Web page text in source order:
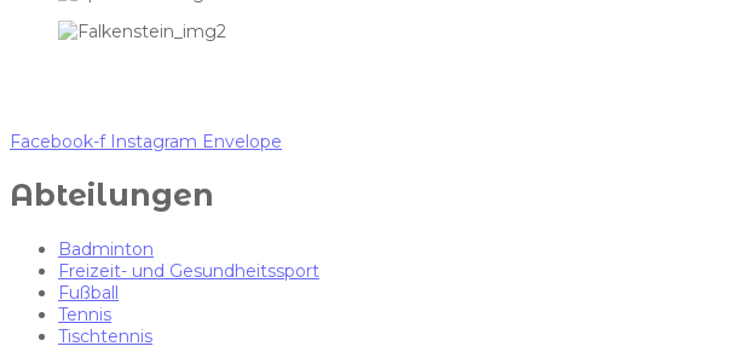
Facebook-f Instagram Envelope
Abteilungen
Badminton
Freizeit- und Gesundheitssport
Fußball
Tennis
Tischtennis